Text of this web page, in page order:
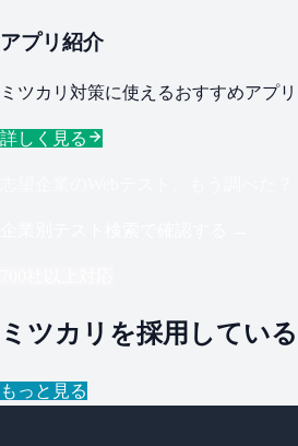
アプリ紹介
ミツカリ対策に使えるおすすめアプリ
詳しく見る
ミツカリを採用してい
もっと見る